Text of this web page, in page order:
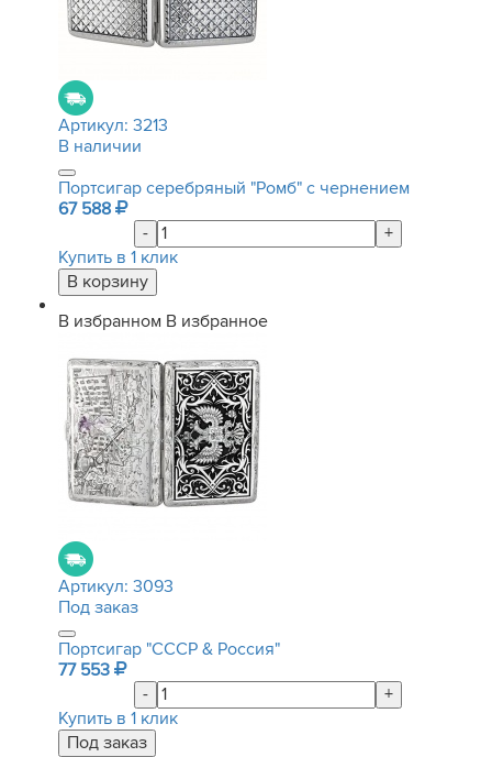
Артикул: 3213
В наличии
Портсигар серебряный "Ромб" с чернением
67 588
-
+
Купить в 1 клик
В избранном В избранное
Артикул: 3093
Под заказ
Портсигар "СССР & Россия"
77 553
-
+
Купить в 1 клик